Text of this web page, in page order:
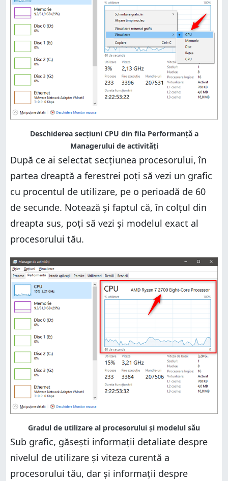
Deschiderea secțiuni CPU din fila Performanță a
Managerului de activități
După ce ai selectat secțiunea procesorului, în
partea dreaptă a ferestrei poți să vezi un grafic
cu procentul de utilizare, pe o perioadă de 60
de secunde. Notează și faptul că, în colțul din
dreapta sus, poți să vezi și modelul exact al
procesorului tău.
Gradul de utilizare al procesorului și modelul său
Sub grafic, găsești informații detaliate despre
nivelul de utilizare și viteza curentă a
procesorului tău, dar și informații despre